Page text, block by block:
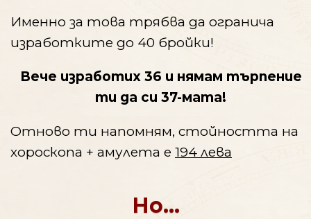
Именно за това трябва да огранича
изработките до 40 бройки!
Вече изработих 36 и нямам търпение
ти да си 37-мата!
Отново ти напомням, стойността на
хороскопа + амулета е 194 лева
Но...